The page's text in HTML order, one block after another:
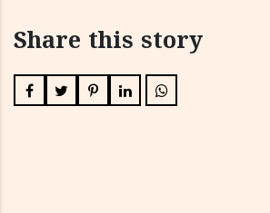
Share this story